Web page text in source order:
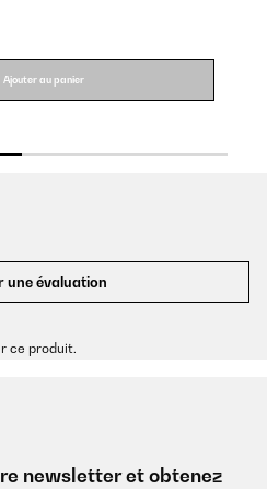
Ajouter au panier
une évaluation
ce produit.
newsletter et obtenez